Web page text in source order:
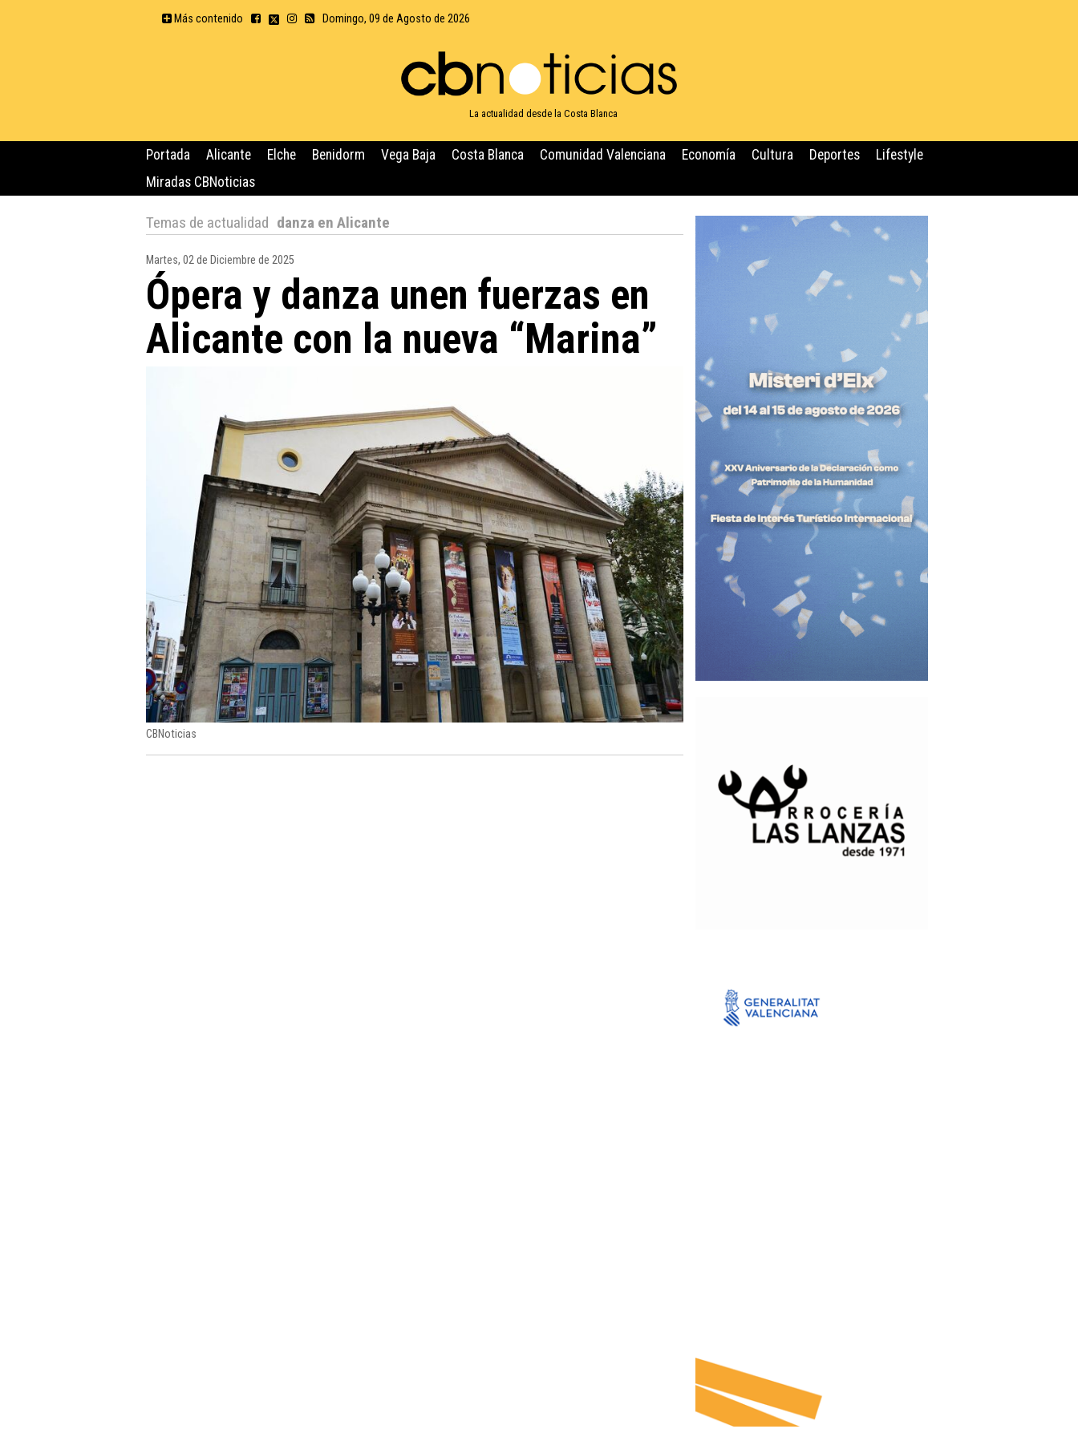
Más contenido Domingo, 09 de Agosto de 2026
La actualidad desde la Costa Blanca
Portada Alicante Elche Benidorm Vega Baja Costa Blanca Comunidad Valenciana Economía Cultura Deportes
Lifestyle
Miradas CBNoticias
Temas de actualidad danza en Alicante
Martes, 02 de Diciembre de 2025
Ópera y danza unen fuerzas en
Alicante con la nueva “Marina”
CBNoticias